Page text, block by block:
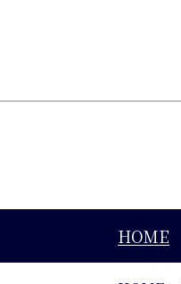
HOME